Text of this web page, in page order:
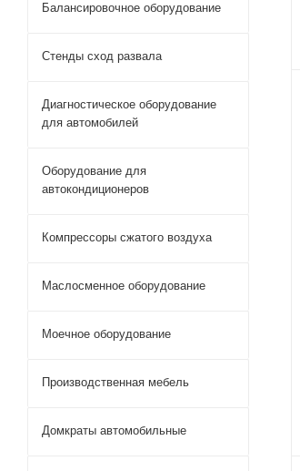
Балансировочное оборудование
Стенды сход развала
Диагностическое оборудование
для автомобилей
Оборудование для
автокондиционеров
Компрессоры сжатого воздуха
Маслосменное оборудование
Моечное оборудование
Производственная мебель
Домкраты автомобильные